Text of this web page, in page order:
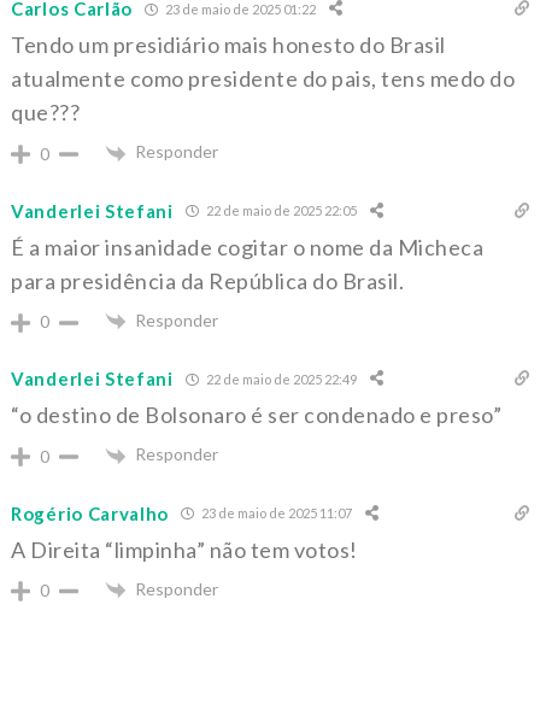
Carlos Carlão 23 de maio de 2025 01:22
Tendo um presidiário mais honesto do Brasil
atualmente como presidente do pais, tens medo do
que???
0 Responder
Vanderlei Stefani 22 de maio de 2025 22:05
É a maior insanidade cogitar o nome da Micheca
para presidência da República do Brasil.
0 Responder
Vanderlei Stefani 22 de maio de 2025 22:49
“o destino de Bolsonaro é ser condenado e preso”
0 Responder
Rogério Carvalho 23 de maio de 2025 11:07
A Direita “limpinha” não tem votos!
0 Responder